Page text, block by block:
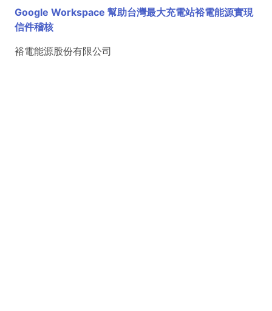
Google Workspace 幫助台灣最大充電站裕電能源實現
信件稽核
裕電能源股份有限公司